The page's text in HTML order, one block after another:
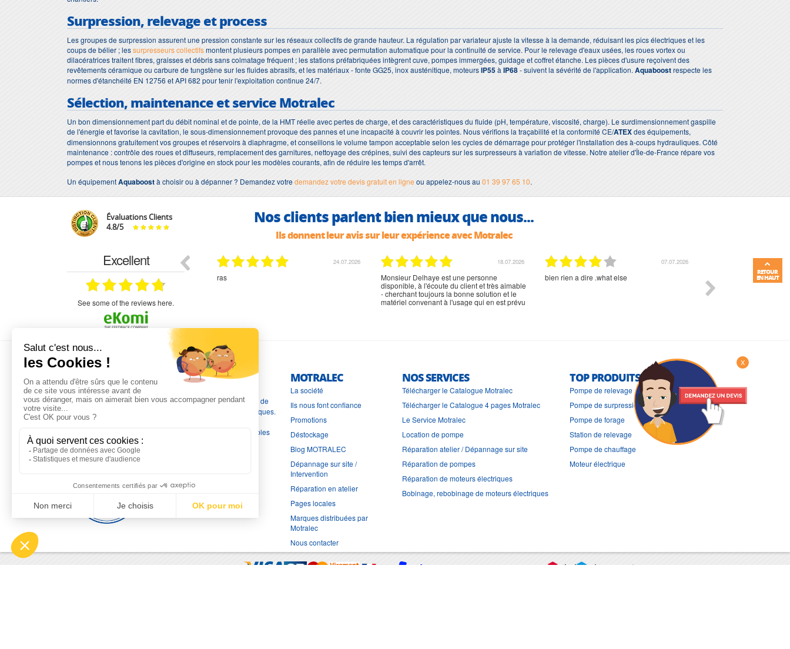
Surpression, relevage et process
Les groupes de surpression assurent une pression constante sur les réseaux collectifs de grande hauteur. La régulation par variateur ajuste la vitesse à la demande, réduisant les pics électriques et les
coups de bélier ; lessurpresseurs collectifsmontent plusieurs pompes en parallèle avec permutation automatique pour la continuité de service. Pour le relevage d'eaux usées, les roues vortex ou
dilacératrices traitent fibres, graisses et débris sans colmatage fréquent ; les stations préfabriquées intègrent cuve, pompes immergées, guidage et coffret étanche. Les pièces d'usure reçoivent des
revêtements céramique ou carbure de tungstène sur les fluides abrasifs, et les matériaux - fonte GG25, inox austénitique, moteursIP55à IP68- suivent la sévérité de l'application. Aquaboostrespecte les
normes d'étanchéité EN 12756 et API 682 pour tenir l'exploitation continue 24/7.
Sélection, maintenance et service Motralec
Un bon dimensionnement part du débit nominal et de pointe, de la HMT réelle avec pertes de charge, et des caractéristiques du fluide (pH, température, viscosité, charge). Le surdimensionnement gaspille
de l'énergie et favorise la cavitation, le sous-dimensionnement provoque des pannes et une incapacité à couvrir les pointes. Nous vérifions la traçabilité et la conformité CE/ATEXdes équipements,
dimensionnons gratuitement vos groupes et réservoirs à diaphragme, et conseillons le volume tampon acceptable selon les cycles de démarrage pour protéger l'installation des à-coups hydrauliques. Côté
maintenance : contrôle des roues et diffuseurs, remplacement des garnitures, nettoyage des crépines, suivi des capteurs sur les surpresseurs à variation de vitesse. Notre atelier d'Île-de-France répare vos
pompes et nous tenons les pièces d'origine en stock pour les modèles courants, afin de réduire les temps d'arrêt.
Un équipementAquaboostà choisir ou à dépanner ? Demandez votredemandez votre devis gratuit en ligne ou appelez-nous au 01 39 97 65 10.
Évaluations Clients
4.8/5 Nos clients parlent bien mieux que nous...
Ils donnent leur avis sur leur expérience avec Motralec
Excellent
see some of the reviews here.
29.03.2026
bonjour commande pompe puit malgré un
appel en dehors des heures d ouverture votre
commercial a géré ma demande le devis reçu
immédiatement un fois le paiement effectue la
commande a été valider l envoi a été un peu
long mais dans l ensemble très satisfait
24.07.2026
ras
18.07.2026
Monsieur Delhaye est une personne
disponible, à l'écoute du client et très aimable
- cherchant toujours la bonne solution et le
matériel convenant à l'usage qui en est prévu
07.07.2026
bien rien a dire .what else
L'EXPERTISE MOTRALEC
Depuis 1976, nous sommes
Franceen pompes de relevage, station de relevage, pompe de
chauffage, suppression, forage, immergée et moteurs électriques.
Nous assurons
, tout en travaillant avec les marques les plus fiables
du marché.
MOTRALEC
La société
Ils nous font confiance
Promotions
Déstockage
Blog MOTRALEC
Dépannage sur site /
Intervention
Réparation en atelier
Pages locales
Marques distribuées par
Motralec
Nous contacter
NOS SERVICES
Télécharger le Catalogue Motralec
Télécharger le Catalogue 4 pages Motralec
Le Service Motralec
Location de pompe
Réparation atelier / Dépannage sur site
Réparation de pompes
Réparation de moteurs électriques
Bobinage, rebobinage de moteurs électriques
TOP PRODUITS
Pompe de relevage
Pompe de surpression
Pompe de forage
Station de relevage
Pompe de chauffage
Moteur électrique
X
RETOUR
EN HAUT